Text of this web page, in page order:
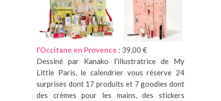
l’Occitane en Provence : 39,00 €
Dessiné par Kanako l’illustratrice de My
Little Paris, le calendrier vous réserve 24
surprises dont 17 produits et 7 goodies dont
des crèmes pour les mains, des stickers